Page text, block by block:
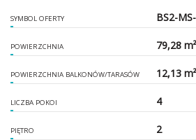
SYMBOL OFERTY BS2-
POWIERZCHNIA 79,28 m²
POWIERZCHNIA BALKONÓW/TARASÓW 12,13 m²
LICZBA POKOI 4
PIĘTRO 2